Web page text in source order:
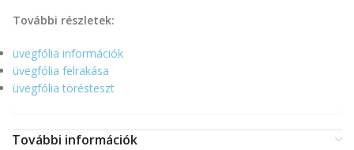
További részletek:
üvegfólia információk
üvegfólia felrakása
üvegfólia törésteszt
További információk